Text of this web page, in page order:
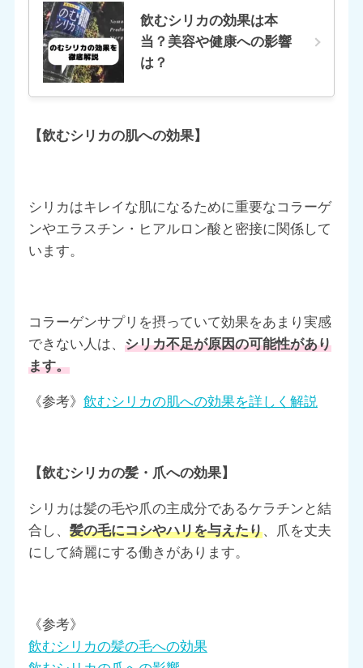
飲むシリカの効果は本
当？美容や健康への影響
は？
【飲むシリカの肌への効果】
シリカはキレイな肌になるために重要なコラーゲ
ンやエラスチン・ヒアルロン酸と密接に関係して
います。
コラーゲンサプリを摂っていて効果をあまり実感
できない人は、 シリカ不足が原因の可能性があり
ます。
《参考》 飲むシリカの肌への効果を詳しく解説
【飲むシリカの髪・爪への効果】
シリカは髪の毛や爪の主成分であるケラチンと結
合し、 髪の毛にコシやハリを与えたり、爪を丈夫
にして綺麗にする働きがあります。
《参考》
飲むシリカの髪の毛への効果